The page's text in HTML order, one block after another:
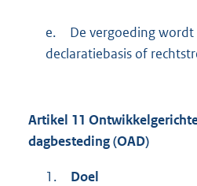
e.
De vergoeding
declaratiebasis of
Artikel 11
dagbesteding (OAD)
1. Doel